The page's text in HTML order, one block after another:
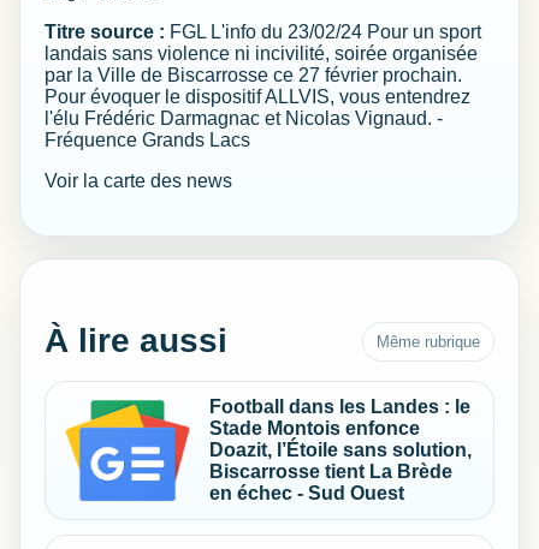
Titre source : FGL L'info du 23/02/24 Pour un sport
landais sans violence ni incivilité, soirée organisée
par la Ville de Biscarrosse ce 27 février prochain.
Pour évoquer le dispositif ALLVIS, vous entendrez
l'élu Frédéric Darmagnac et Nicolas Vignaud. -
Fréquence Grands Lacs
Voir la carte des news
À lire aussi Même rubrique
Football dans les Landes : le
Stade Montois enfonce
Doazit, l’Étoile sans solution,
Biscarrosse tient La Brède
en échec - Sud Ouest